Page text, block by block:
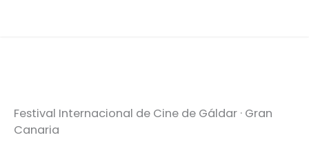
Festival Internacional de Cine de Gáldar · Gran
Canaria